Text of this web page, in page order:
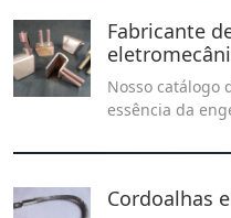
na Recontel.
Fabricante
Nosso catálogo
essência da
cada peça é
Cordoalhas